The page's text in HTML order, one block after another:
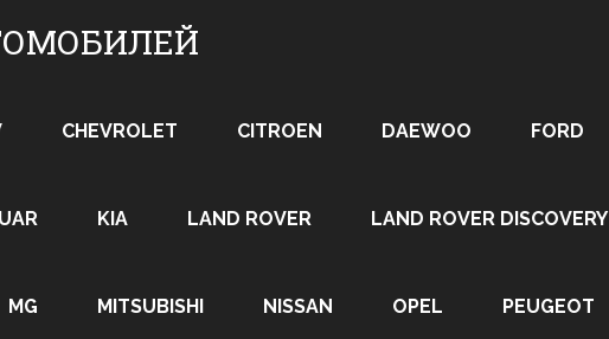
CHEVROLET CITROEN DAEWOO FORD
KIA LAND ROVER LAND ROVER DISCOVERY
MG MITSUBISHI NISSAN OPEL PEUGEOT